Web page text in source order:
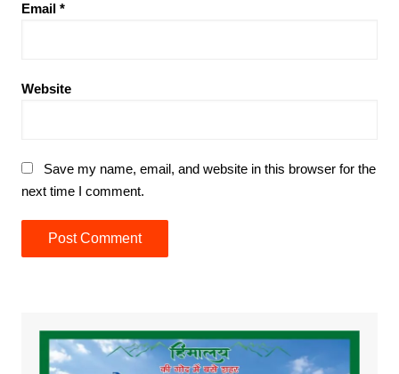
Email *
Website
Save my name, email, and website in this browser for the
next time I comment.